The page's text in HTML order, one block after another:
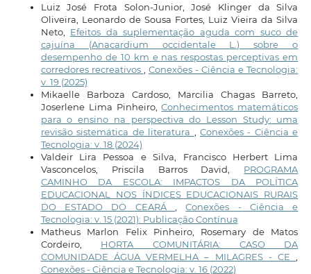
Luiz José Frota Solon-Junior, José Klinger da Silva
Oliveira, Leonardo de Sousa Fortes, Luiz Vieira da Silva
Neto, Efeitos da suplementação aguda com suco de
cajuína (Anacardium occidentale L.) sobre o
desempenho de 10 km e nas respostas perceptivas em
corredores recreativos
Conexões - Ciência e Tecnologia:
v. 19 (2025)
Mikaelle Barboza Cardoso, Marcilia Chagas Barreto,
Joserlene Lima Pinheiro,Conhecimentos matemáticos
para o ensino na perspectiva do Lesson Study: uma
revisão sistemática de literatura
Conexões - Ciência e
Tecnologia: v. 18 (2024)
Valdeir Lira Pessoa e Silva, Francisco Herbert Lima
Vasconcelos, Priscila Barros David, PROGRAMA
CAMINHO DA ESCOLA: IMPACTOS DA POLÍTICA
EDUCACIONAL NOS ÍNDICES EDUCACIONAIS RURAIS
DO ESTADO DO CEARÁ
,Conexões - Ciência e
Tecnologia: v. 15 (2021): Publicação Contínua
Matheus Marlon Felix Pinheiro, Rosemary de Matos
Cordeiro, HORTA COMUNITÁRIA: CASO DA
COMUNIDADE ÁGUA VERMELHA – MILAGRES - CE
Conexões - Ciência e Tecnologia: v. 16 (2022)